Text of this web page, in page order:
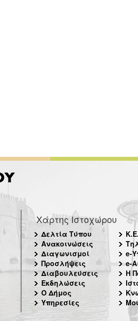
Χάρτης Ιστοχώρου
Δελτία Τύπου
Ανακοινώσεις
Διαγωνισμοί
Προσλήψεις
Διαβουλεύσεις
Εκδηλώσεις
Ο Δήμος
Υπηρεσίες
e-
e-
Η